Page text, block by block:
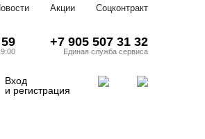
Акции Соцконтракт
+7 905 507 31 32
Единая служба сервиса
Вход
и регистрация